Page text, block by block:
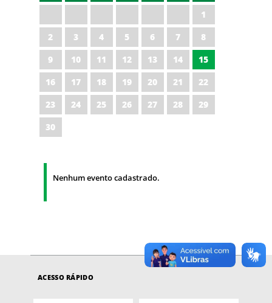
1
2
3 4 5 6 7
8
9
10 11 12 13 14
15
16
17 18 19 20 21
22
23
24 25 26 27 28
29
30
Nenhum evento cadastrado.
ACESSO RÁPIDO